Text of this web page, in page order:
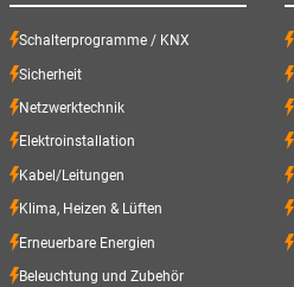
Schalterprogramme / KNX
Sicherheit
Netzwerktechnik
Elektroinstallation
Kabel/Leitungen
Klima, Heizen & Lüften
Erneuerbare Energien
Beleuchtung und Zubehör